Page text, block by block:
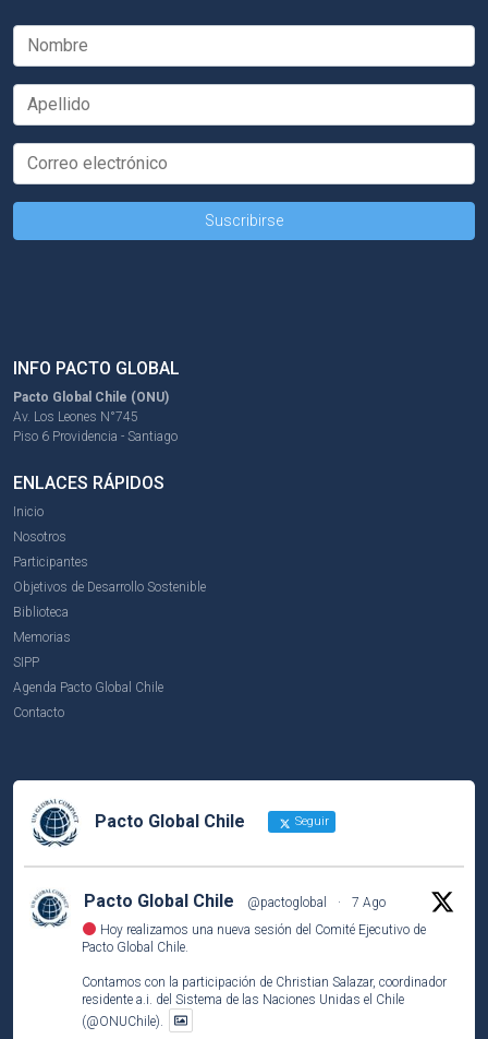
INFO PACTO GLOBAL
Pacto Global Chile (ONU)
Av. Los Leones N°745
Piso 6 Providencia - Santiago
ENLACES RÁPIDOS
Inicio
Nosotros
Participantes
Objetivos de Desarrollo Sostenible
Biblioteca
Memorias
SIPP
Agenda Pacto Global Chile
Contacto
Pacto Global Chile Seguir
Pacto Global Chile @pactoglobal ·
7 Ago
Hoy realizamos una nueva sesión del Comité Ejecutivo de
Pacto Global Chile.
Contamos con la participación de Christian Salazar, coordinador
residente a.i. del Sistema de las Naciones Unidas el Chile
(@ONUChile).